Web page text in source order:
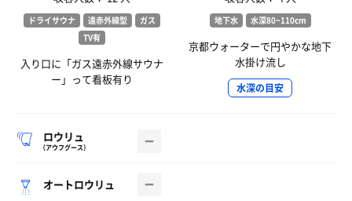
ドライサウナ 遠赤外線型
ガス
TV有
入り口に「ガス遠赤外線サウナ
ー」って看板有り
地下水 水深80~110cm
京都ウォーターで円やかな地下
水掛け流し
水深の目安
ロウリュ
（アウフグース）
オートロウリュ